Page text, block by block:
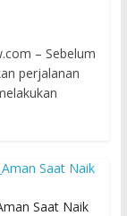
– Sebelum
perjalanan
Saat Naik